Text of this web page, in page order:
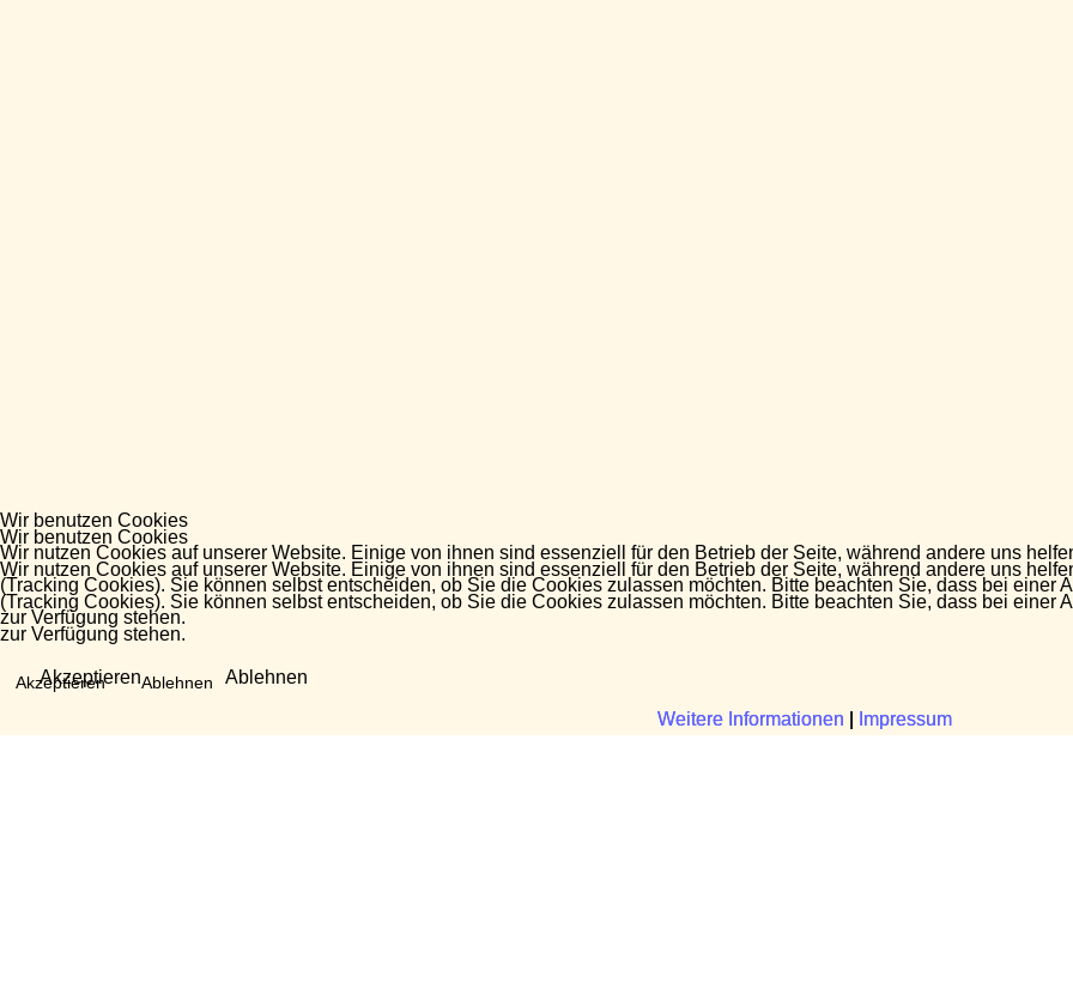
Wir benutzen Cookies
Wir nutzen Cookies auf unserer Website. Einige von ihnen sind essenziell für den Betrieb der Seite, während andere uns
(Tracking Cookies). Sie können selbst entscheiden, ob Sie die Cookies zulassen möchten. Bitte beachten Sie, dass bei
zur Verfügung stehen.
Akzeptieren Ablehnen
Weitere Informationen Impressum
Wir benutzen Cookies
Wir nutzen Cookies auf unserer Website. Einige von ihnen sind essenziell für den Betrieb der Seite, während andere uns
(Tracking Cookies). Sie können selbst entscheiden, ob Sie die Cookies zulassen möchten. Bitte beachten Sie, dass bei
zur Verfügung stehen.
Akzeptieren Ablehnen
Weitere Informationen Impressum